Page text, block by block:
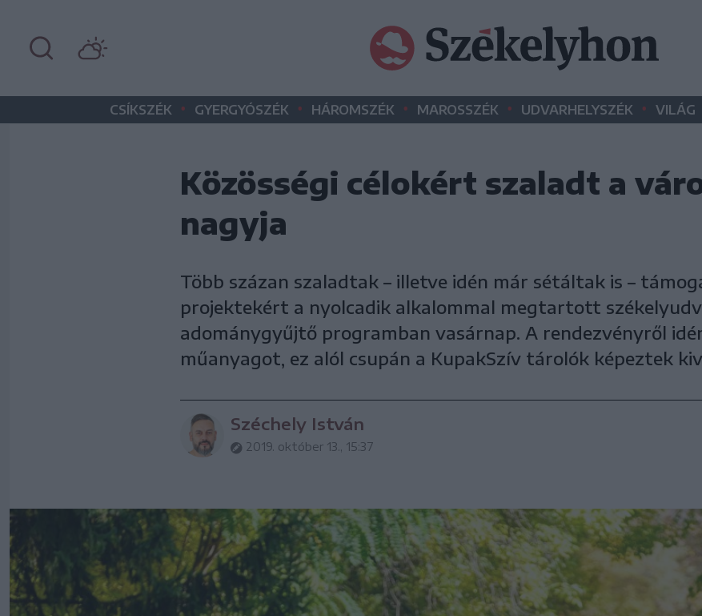
CSÍKSZÉK • GYERGYÓSZÉK • HÁROMSZÉK • MAROSSZÉK • UDVARHELYSZÉK • VILÁG
Közösségi célokért szaladt a
nagyja
Több százan szaladtak – illetve idén már sétáltak is –
projektekért a nyolcadik alkalommal megtartott
adománygyűjtő programban vasárnap. A rendezvényről
műanyagot, ez alól csupán a KupakSzív tárolók képeztek
Széchely István
2019. október 13., 15:37